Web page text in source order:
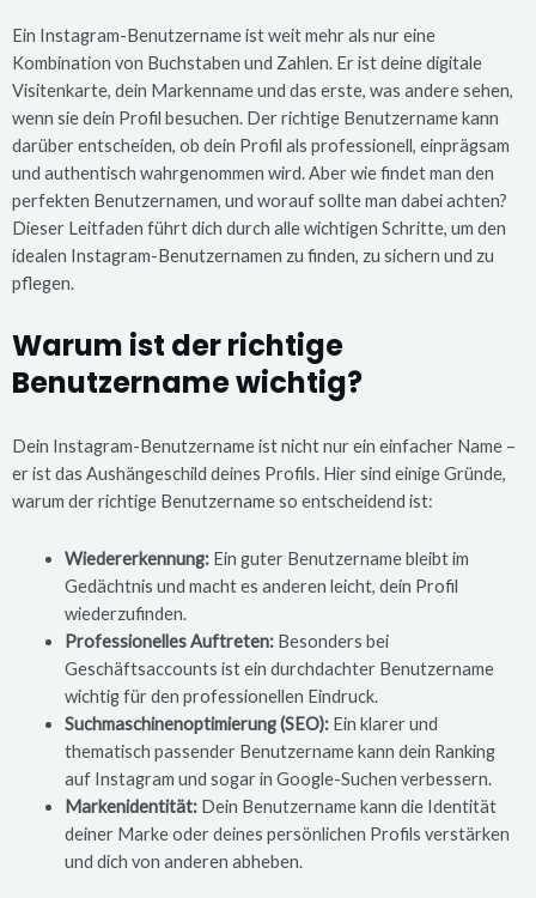
Ein Instagram-Benutzername ist weit mehr als nur eine
Kombination von Buchstaben und Zahlen. Er ist deine digitale
Visitenkarte, dein Markenname und das erste, was andere sehen,
wenn sie dein Profil besuchen. Der richtige Benutzername kann
darüber entscheiden, ob dein Profil als professionell, einprägsam
und authentisch wahrgenommen wird. Aber wie findet man den
perfekten Benutzernamen, und worauf sollte man dabei achten?
Dieser Leitfaden führt dich durch alle wichtigen Schritte, um den
idealen Instagram-Benutzernamen zu finden, zu sichern und zu
pflegen.
Warum ist der richtige
Benutzername wichtig?
Dein Instagram-Benutzername ist nicht nur ein einfacher Name –
er ist das Aushängeschild deines Profils. Hier sind einige Gründe,
warum der richtige Benutzername so entscheidend ist:
Wiedererkennung:Ein guter Benutzername bleibt im
Gedächtnis und macht es anderen leicht, dein Profil
wiederzufinden.
Professionelles Auftreten:Besonders bei
Geschäftsaccounts ist ein durchdachter Benutzername
wichtig für den professionellen Eindruck.
Suchmaschinenoptimierung (SEO):Ein klarer und
thematisch passender Benutzername kann dein Ranking
auf Instagram und sogar in Google-Suchen verbessern.
Markenidentität:Dein Benutzername kann die Identität
deiner Marke oder deines persönlichen Profils verstärken
und dich von anderen abheben.